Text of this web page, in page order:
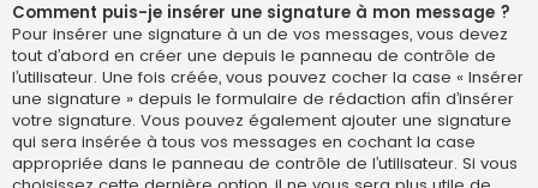
Comment puis-je insérer une signature à mon message ?
Pour insérer une signature à un de vos messages, vous devez
tout d’abord en créer une depuis le panneau de contrôle de
l’utilisateur. Une fois créée, vous pouvez cocher la case « Insérer
une signature » depuis le formulaire de rédaction afin d’insérer
votre signature. Vous pouvez également ajouter une signature
qui sera insérée à tous vos messages en cochant la case
appropriée dans le panneau de contrôle de l’utilisateur. Si vous